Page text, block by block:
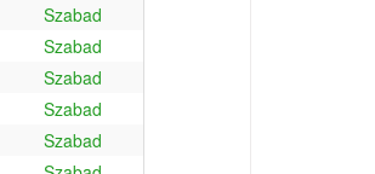
Szabad
Szabad
Szabad
Szabad
Szabad